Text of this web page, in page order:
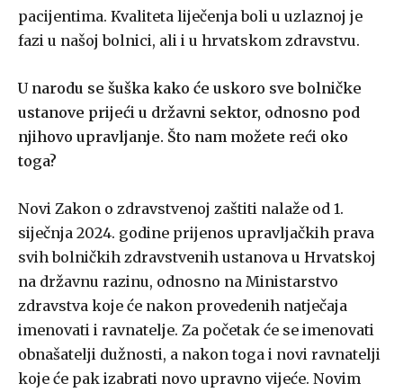
pacijentima. Kvaliteta liječenja boli u uzlaznoj je
fazi u našoj bolnici, ali i u hrvatskom zdravstvu.
U narodu se šuška kako će uskoro sve bolničke
ustanove prijeći u državni sektor, odnosno pod
njihovo upravljanje. Što nam možete reći oko
toga?
Novi Zakon o zdravstvenoj zaštiti nalaže od 1.
siječnja 2024. godine prijenos upravljačkih prava
svih bolničkih zdravstvenih ustanova u Hrvatskoj
na državnu razinu, odnosno na Ministarstvo
zdravstva koje će nakon provedenih natječaja
imenovati i ravnatelje. Za početak će se imenovati
obnašatelji dužnosti, a nakon toga i novi ravnatelji
koje će pak izabrati novo upravno vijeće. Novim